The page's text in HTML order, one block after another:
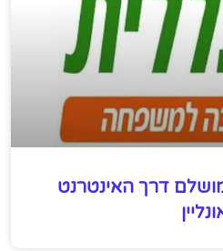
מושלם דרך האינטרנט